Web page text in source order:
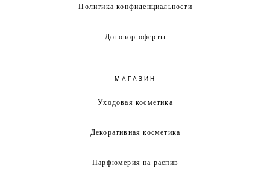
Политика конфиденциальности
Договор оферты
МАГАЗИН
Уходовая косметика
Декоративная косметика
Парфюмерия на распив